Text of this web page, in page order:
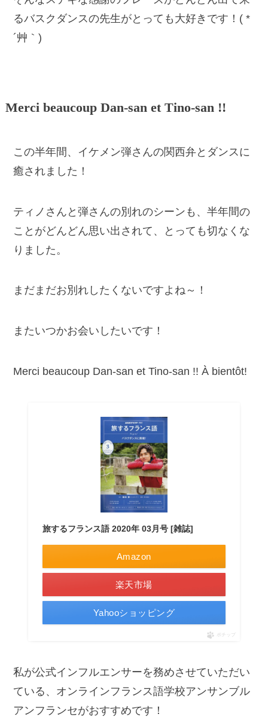
るバスクダンスの先生がとっても大好きです！( *
´艸｀)
Merci beaucoup Dan-san et Tino-san !!
この半年間、イケメン弾さんの関西弁とダンスに
癒されました！
ティノさんと弾さんの別れのシーンも、半年間の
ことがどんどん思い出されて、とっても切なくな
りました。
まだまだお別れしたくないですよね～！
またいつかお会いしたいです！
Merci beaucoup Dan-san et Tino-san !! À bientôt!
旅するフランス語 2020年 03月号 [雑誌]
Amazon
楽天市場
Yahooショッピング
ポチップ
私が公式インフルエンサーを務めさせていただい
ている、オンラインフランス語学校アンサンブル
アンフランセがおすすめです！